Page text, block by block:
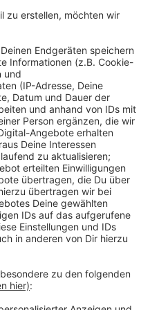
einen Einsatz
nach 21 Uhr wurde im
entdeckt. Aus
Intensivstation
hatte aber schnell
der Einsatz gegen 22
wieder beendet und
auf die Intensivstation